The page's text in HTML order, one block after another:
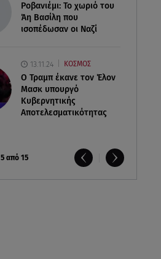
Ροβανιέμι: Το χωριό του
Άη Βασίλη που
ισοπέδωσαν οι Ναζί
13.11.24 ΚΟΣΜΟΣ
O Τραμπ έκανε τον Έλον
Μασκ υπουργό
Κυβερνητικής
Αποτελεσματικότητας
5 από 15